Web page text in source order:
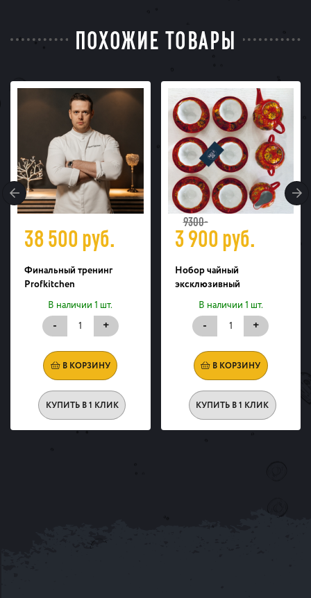
ПОХОЖИЕ ТОВАРЫ
38 500руб.
Финальный тренинг
Profkitchen
В наличии 1 шт.
- +
В КОРЗИНУ
КУПИТЬ В 1 КЛИК
3 900руб.
9300-
Нобор чайный
эксклюзивный
В наличии 1 шт.
- +
В КОРЗИНУ
КУПИТЬ В 1 КЛИК